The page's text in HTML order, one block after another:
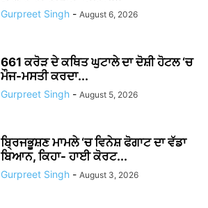
Gurpreet Singh - August 6, 2026
661 ਕਰੋੜ ਦੇ ਕਥਿਤ ਘੁਟਾਲੇ ਦਾ ਦੋਸ਼ੀ ਹੋਟਲ ‘ਚ
ਮੌਜ-ਮਸਤੀ ਕਰਦਾ...
Gurpreet Singh - August 5, 2026
ਬ੍ਰਿਜਭੂਸ਼ਣ ਮਾਮਲੇ ‘ਚ ਵਿਨੇਸ਼ ਫੋਗਾਟ ਦਾ ਵੱਡਾ
ਬਿਆਨ, ਕਿਹਾ- ਹਾਈ ਕੋਰਟ...
Gurpreet Singh - August 3, 2026